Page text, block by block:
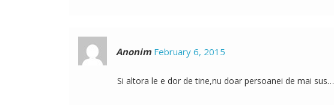
Anonim February 6, 2015
Si altora le e dor de tine,nu doar persoanei de mai sus…